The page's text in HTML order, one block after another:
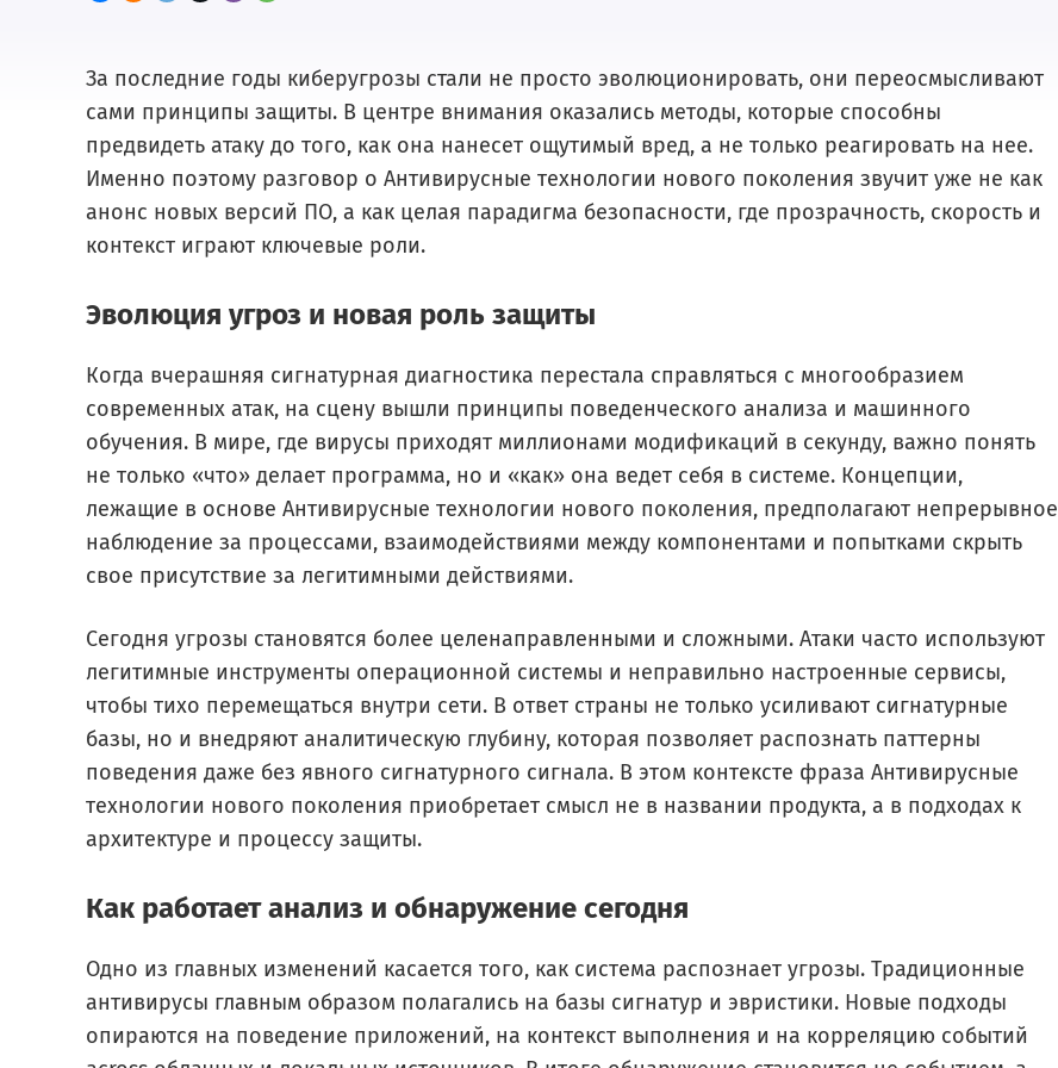
За последние годы киберугрозы стали не просто эволюционировать, они переосмысливают
сами принципы защиты. В центре внимания оказались методы, которые способны
предвидеть атаку до того, как она нанесет ощутимый вред, а не только реагировать на нее.
Именно поэтому разговор о Антивирусные технологии нового поколения звучит уже не как
анонс новых версий ПО, а как целая парадигма безопасности, где прозрачность, скорость и
контекст играют ключевые роли.
Эволюция угроз и новая роль защиты
Когда вчерашняя сигнатурная диагностика перестала справляться с многообразием
современных атак, на сцену вышли принципы поведенческого анализа и машинного
обучения. В мире, где вирусы приходят миллионами модификаций в секунду, важно понять
не только «что» делает программа, но и «как» она ведет себя в системе. Концепции,
лежащие в основе Антивирусные технологии нового поколения, предполагают непрерывное
наблюдение за процессами, взаимодействиями между компонентами и попытками скрыть
свое присутствие за легитимными действиями.
Сегодня угрозы становятся более целенаправленными и сложными. Атаки часто используют
легитимные инструменты операционной системы и неправильно настроенные сервисы,
чтобы тихо перемещаться внутри сети. В ответ страны не только усиливают сигнатурные
базы, но и внедряют аналитическую глубину, которая позволяет распознать паттерны
поведения даже без явного сигнатурного сигнала. В этом контексте фраза Антивирусные
технологии нового поколения приобретает смысл не в названии продукта, а в подходах к
архитектуре и процессу защиты.
Как работает анализ и обнаружение сегодня
Одно из главных изменений касается того, как система распознает угрозы. Традиционные
антивирусы главным образом полагались на базы сигнатур и эвристики. Новые подходы
опираются на поведение приложений, на контекст выполнения и на корреляцию событий